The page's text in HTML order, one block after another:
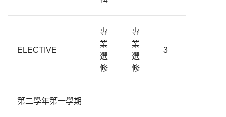
ELECTIVE
專
業
選
修
專
業
選
修
3
第二學年第一學期